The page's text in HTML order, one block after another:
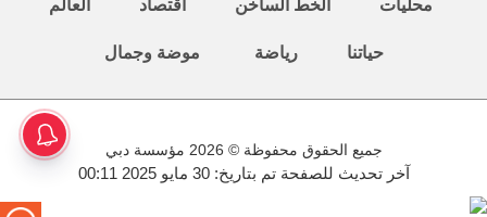
محليات الخط الساخن اقتصاد العالم
حياتنا رياضة موضة وجمال
جميع الحقوق محفوظة © 2026 مؤسسة دبي
آخر تحديث للصفحة تم بتاريخ: 30 مايو 2025 00:11